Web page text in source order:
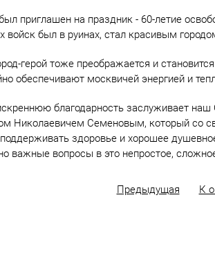
приглашен на праздник - 60-летие
войск был в руинах, стал красивым
герой тоже преображается и
обеспечивают москвичей энергией и
благодарность заслуживает наш
Николаевичем Семеновым, который со
здоровье и хорошее
важные вопросы в это непростое,
Предыдущая К